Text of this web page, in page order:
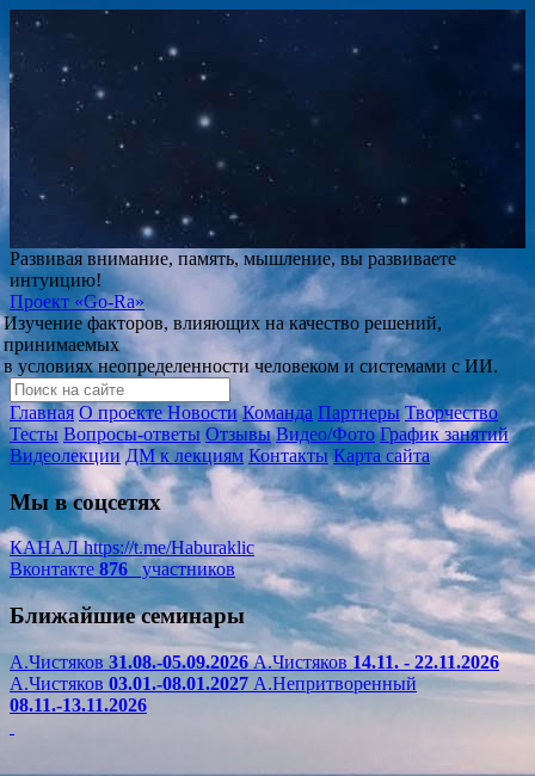
Развивая внимание, память, мышление, вы развиваете
интуицию!
Проект «Go-Ra»
Изучение факторов, влияющих на качество решений,
принимаемых
в условиях неопределенности человеком и системами с ИИ.
Главная О проектеНовости Команда Партнеры Творчество
Тесты Вопросы-ответы Отзывы Видео/Фото График занятий
Видеолекции ДМ к лекциям Контакты Карта сайта
Мы в соцсетях
КАНАЛhttps://t.me/Haburaklic
Вконтакте 876участников
Ближайшие семинары
А.Чистяков31.08.-05.09.2026 А.Чистяков14.11. - 22.11.2026
А.Чистяков 03.01.-08.01.2027 А.Непритворенный
08.11.-13.11.2026